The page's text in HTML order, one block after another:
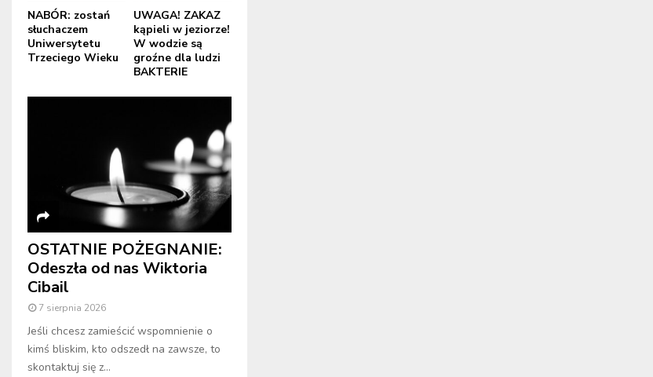
NABÓR: zostań
słuchaczem
Uniwersytetu
Trzeciego Wieku
UWAGA! ZAKAZ
kąpieli w jeziorze!
W wodzie są
groźne dla ludzi
BAKTERIE
OSTATNIE POŻEGNANIE:
Odeszła od nas Wiktoria
Cibail
7 sierpnia 2026
Jeśli chcesz zamieścić wspomnienie o
kimś bliskim, kto odszedł na zawsze, to
skontaktuj się z...